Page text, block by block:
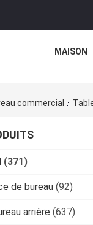
MAISON
commercial
(371)
de bureau (92)
arrière (637)